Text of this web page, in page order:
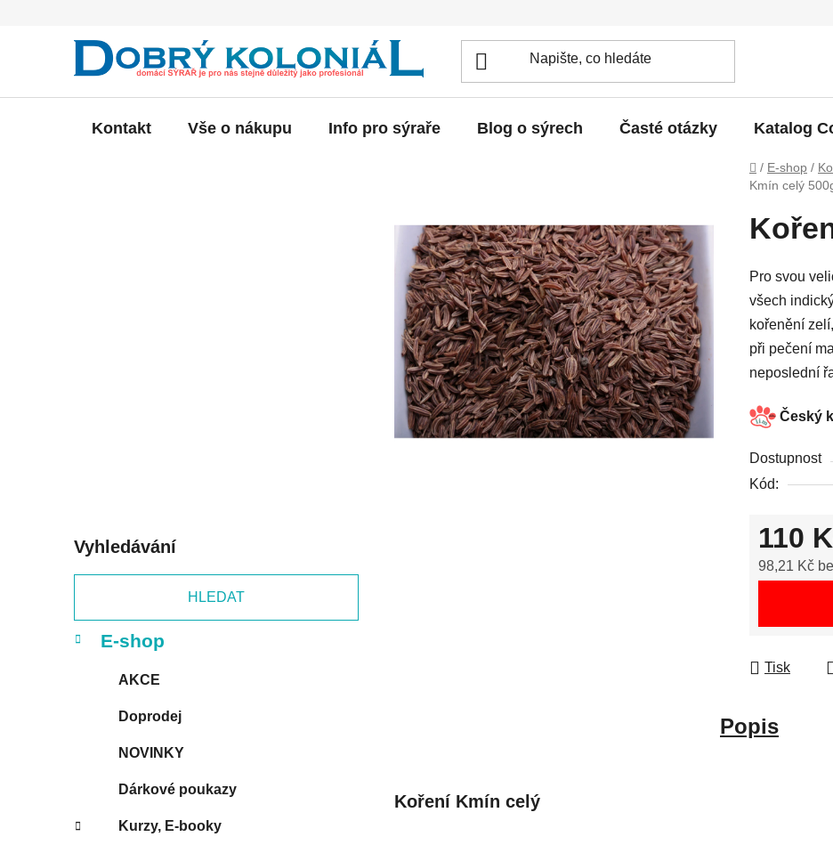
Kontakt Vše o nákupu Info pro sýraře Blog o sýrech Časté otázky Katalog
Domů
/ E-shop /
Kmín celý
Vyhledávání
HLEDAT
kategorie
K
a
E-shop
AKCE
Doprodej
NOVINKY
Dárkové poukazy
Kurzy, E-booky
Pro svou
všech
kořenění
při pečení
neposlední
Český
Dostupnost
Kód:
110
98,21 Kč
Tisk
Popis
Koření Kmín celý